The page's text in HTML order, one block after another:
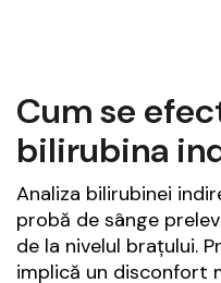
Cum se
bilirubina
Analiza bilirubinei
probă de sânge
de la nivelul brațului.
implică un disconfort